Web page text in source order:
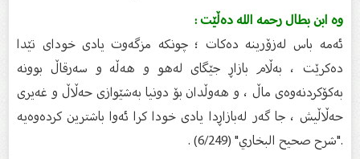
وە ابن بطال رحمه الله دەڵێت :
ئەمە باس لەزۆرینە دەکات ؛ چونکە مزگەوت یادی خودای تێدا
دەکرێت ، بەڵام بازاڕ جێگای لەهو و هەڵە و سەرقاڵ بوونە
بەکۆکردنەوەی ماڵ ، و هەوڵدان بۆ دونیا بەشێوازی حەڵاڵ و غەیری
حەڵاڵیش ، جا گەر لەبازاڕدا یادی خودا کرا ئەوا باشترین کردەوەیە
."شرح صحيح البخاري" (6/249) .